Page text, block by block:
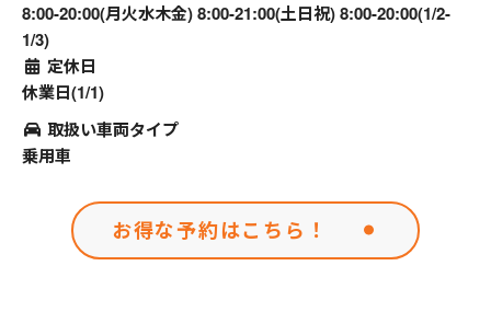
8:00-20:00(月火水木金) 8:00-21:00(土日祝) 8:00-20:00(1/2-
1/3)
定休日
休業日(1/1)
取扱い車両タイプ
乗用車
お得な予約はこちら！